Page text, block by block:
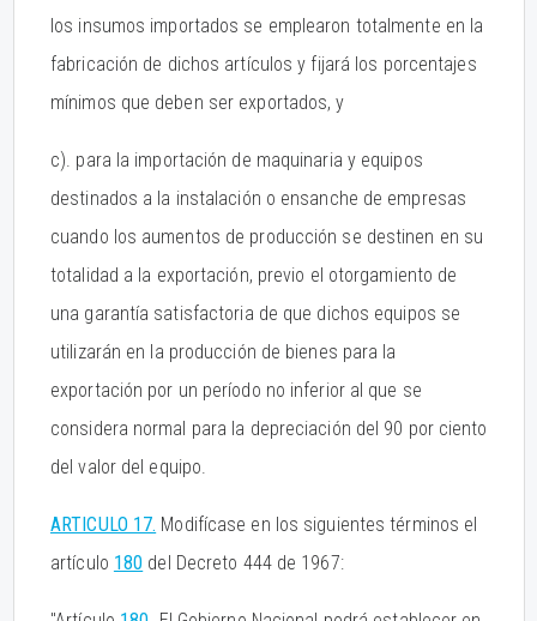
los insumos importados se emplearon totalmente en la
fabricación de dichos artículos y fijará los porcentajes
mínimos que deben ser exportados, y
c). para la importación de maquinaria y equipos
destinados a la instalación o ensanche de empresas
cuando los aumentos de producción se destinen en su
totalidad a la exportación, previo el otorgamiento de
una garantía satisfactoria de que dichos equipos se
utilizarán en la producción de bienes para la
exportación por un período no inferior al que se
considera normal para la depreciación del 90 por ciento
del valor del equipo.
ARTICULO 17. Modifícase en los siguientes términos el
artículo 180 del Decreto 444 de 1967: